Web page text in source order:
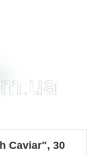
Caviar", 30